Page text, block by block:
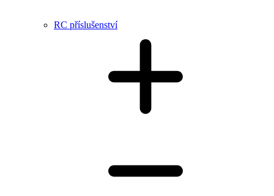
RC příslušenství